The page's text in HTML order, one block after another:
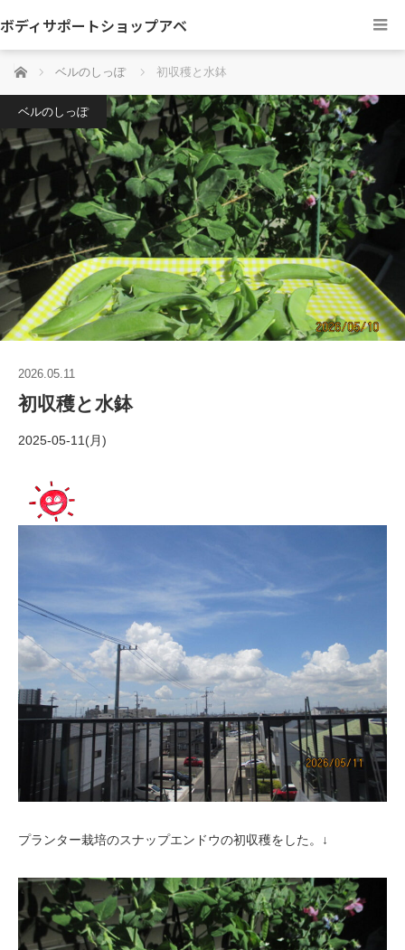
ボディサポートショップアベ
ホーム ベルのしっぽ 初収穫と水鉢
ベルのしっぽ
2026.05.11
初収穫と水鉢
2025-05-11(月)
プランター栽培のスナップエンドウの初収穫をした。↓